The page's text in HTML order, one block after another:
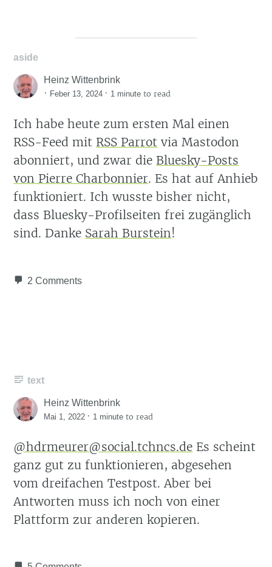
aside
Heinz Wittenbrink
· Feber 13, 2024 · 1 minute to read
Ich habe heute zum ersten Mal einen
RSS-Feed mit RSS Parrot via Mastodon
abonniert, und zwar die Bluesky-Posts
von Pierre Charbonnier. Es hat auf Anhieb
funktioniert. Ich wusste bisher nicht,
dass Bluesky-Profilseiten frei zugänglich
sind. Danke Sarah Burstein!
2 Comments
text
Heinz Wittenbrink
Mai 1, 2022 · 1 minute to read
@hdrmeurer@social.tchncs.de Es scheint
ganz gut zu funktionieren, abgesehen
vom dreifachen Testpost. Aber bei
Antworten muss ich noch von einer
Plattform zur anderen kopieren.